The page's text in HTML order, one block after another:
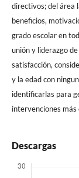
directivos; del área
beneficios,
grado escolar en
unión y liderazgo
satisfacción,
y la edad con
identificarlas para
intervenciones más
Descargas